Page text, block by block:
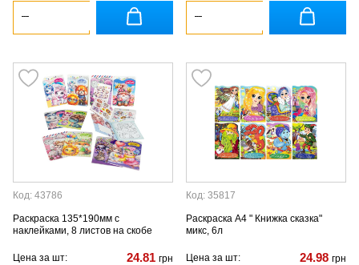
Код: 43786
Раскраска 135*190мм с
наклейками, 8 листов на скобе
Цена за шт: 24.81 грн
Код: 35817
Раскраска А4 " Книжка сказка"
микс, 6л
Цена за шт: 24.98 грн